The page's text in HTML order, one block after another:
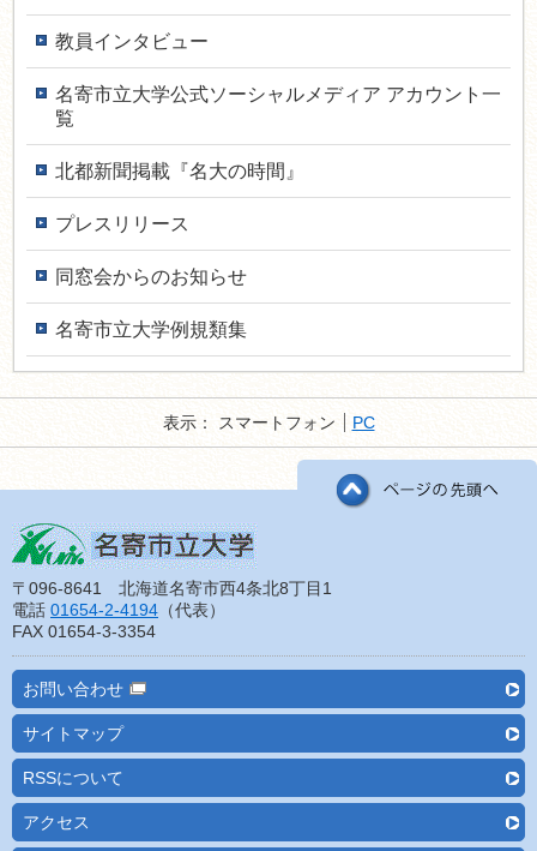
教員インタ­ビュー
名寄市立大学公式ソーシャルメディア アカウント一
覧
北都新聞掲載『名大の時間』
プレスリリース
同窓会からのお知らせ
名寄市立大学例規類集
表示： スマートフォン PC
〒096-8641 北海道名寄市西4条北8丁目1
電話 01654-2-4194 （代表）
FAX 01654-3-3354
お問い合わせ
サイトマップ
RSSについて
アクセス